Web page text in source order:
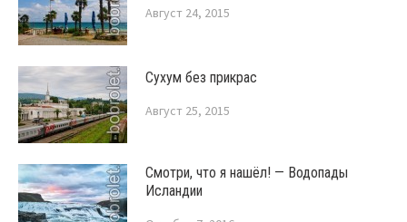
Август 24, 2015
Сухум без прикрас
Август 25, 2015
Смотри, что я нашёл! — Водопады
Исландии